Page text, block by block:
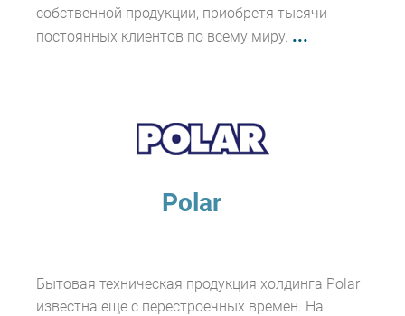
собственной продукции, приобретя тысячи
постоянных клиентов по всему миру. ...
Polar
Бытовая техническая продукция холдинга Polar
известна еще с перестроечных времен. На